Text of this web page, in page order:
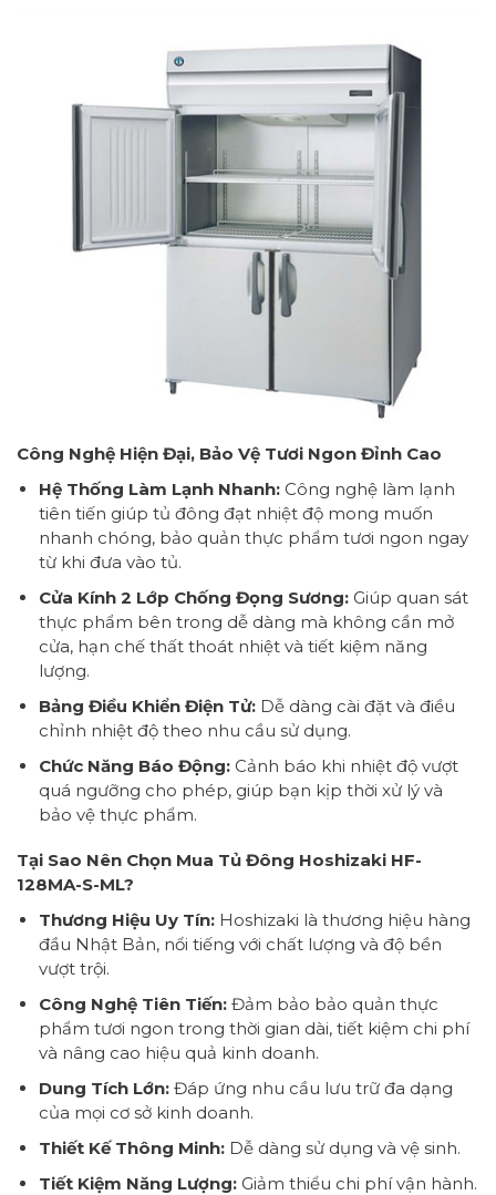
Công Nghệ Hiện Đại, Bảo Vệ Tươi Ngon Đỉnh Cao
Hệ Thống Làm Lạnh Nhanh:Công nghệ làm lạnh
tiên tiến giúp tủ đông đạt nhiệt độ mong muốn
nhanh chóng, bảo quản thực phẩm tươi ngon ngay
từ khi đưa vào tủ.
Cửa Kính 2 Lớp Chống Đọng Sương:Giúp quan sát
thực phẩm bên trong dễ dàng mà không cần mở
cửa, hạn chế thất thoát nhiệt và tiết kiệm năng
lượng.
Bảng Điều Khiển Điện Tử:Dễ dàng cài đặt và điều
chỉnh nhiệt độ theo nhu cầu sử dụng.
Chức Năng Báo Động:Cảnh báo khi nhiệt độ vượt
quá ngưỡng cho phép, giúp bạn kịp thời xử lý và
bảo vệ thực phẩm.
Tại Sao Nên Chọn Mua Tủ Đông Hoshizaki HF-
128MA-S-ML?
Thương Hiệu Uy Tín:Hoshizaki là thương hiệu hàng
đầu Nhật Bản, nổi tiếng với chất lượng và độ bền
vượt trội.
Công Nghệ Tiên Tiến:Đảm bảo bảo quản thực
phẩm tươi ngon trong thời gian dài, tiết kiệm chi phí
và nâng cao hiệu quả kinh doanh.
Dung Tích Lớn:Đáp ứng nhu cầu lưu trữ đa dạng
của mọi cơ sở kinh doanh.
Thiết Kế Thông Minh:Dễ dàng sử dụng và vệ sinh.
Tiết Kiệm Năng Lượng:Giảm thiểu chi phí vận hành.